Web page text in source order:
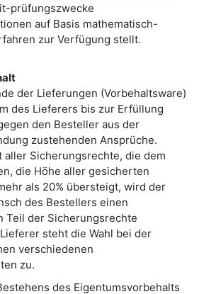
prüfungszwecke
auf Basis mathematisch-
zur Verfügung stellt.
der Lieferungen (Vorbehaltsware)
des Lieferers bis zur Erfüllung
den Besteller aus der
zustehenden Ansprüche.
aller Sicherungsrechte, die dem
die Höhe aller gesicherten
als 20% übersteigt, wird der
des Bestellers einen
Teil der Sicherungsrechte
steht die Wahl bei der
verschiedenen
zu.
des Eigentumsvorbehalts